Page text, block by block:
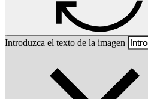
Introduzca el texto de la imagen